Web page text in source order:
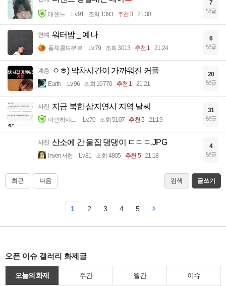
대센느 Lv.91 조회 1393 추천 3 21:30
7
댓글
연예 워터밤 _ 예나
돌체콜드부르 Lv.79 조회 3013 추천 1 21:24
6
댓글
계층 ㅇㅎ) 막차시간이 가까워진 커플
Earth Lv.96 조회 10770 추천 1 21:21
20
댓글
사진 지금 북한 삼지연시 지역 날씨
아인하샤드 Lv.70 조회 5107 추천 5 21:19
31
댓글
사진 산소에 간 울집 댕댕이 ㄷㄷㄷ.JPG
Inven서현 Lv.81 조회 4805 추천 5 21:18
4
댓글
최근 다음 검색 글쓰기
1 2 3 4 5
오픈 이슈 갤러리 화제글
오늘의 화제 주간 월간 이슈